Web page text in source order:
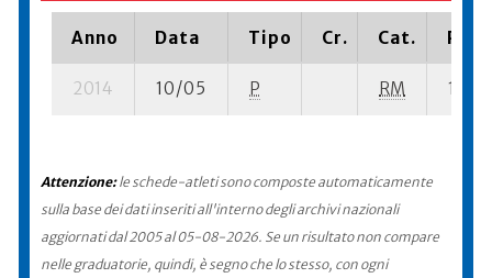
Anno Data Tipo Cr. Cat.
2014 10/05 P RM 12
Attenzione:le schede-atleti sono composte automaticamente
sulla base dei dati inseriti all'interno degli archivi nazionali
aggiornati dal 2005 al 05-08-2026. Se un risultato non compare
nelle graduatorie, quindi, è segno che lo stesso, con ogni